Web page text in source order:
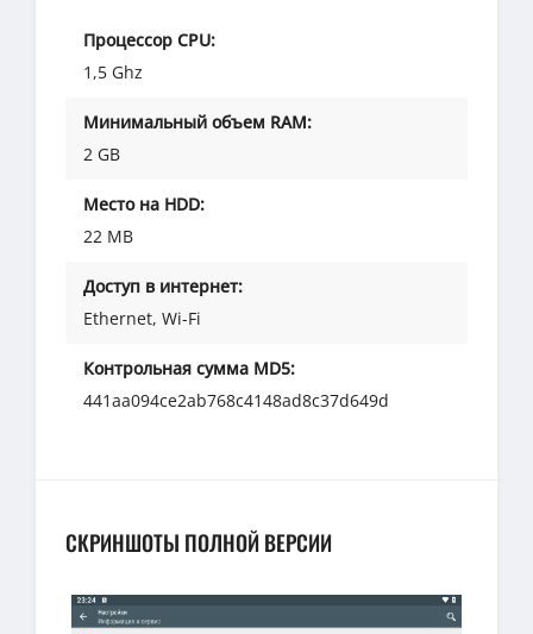
Процессор CPU:
1,5 Ghz
Минимальный объем RAM:
2 GB
Место на HDD:
22 MB
Доступ в интернет:
Ethernet, Wi-Fi
Контрольная сумма MD5:
441aa094ce2ab768c4148ad8c37d649d
СКРИНШОТЫ ПОЛНОЙ ВЕРСИИ